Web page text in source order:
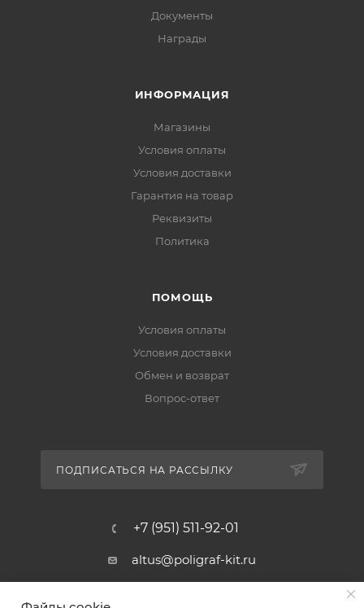
Документы
Награды
ИНФОРМАЦИЯ
Магазины
Условия оплаты
Условия доставки
Гарантия на товар
Реквизиты
Политика
ПОМОЩЬ
Условия оплаты
Условия доставки
Обмен и возврат
Вопрос-ответ
ПОДПИСАТЬСЯ НА РАССЫЛКУ
+7 (951) 511-92-01
altus@poligraf-kit.ru